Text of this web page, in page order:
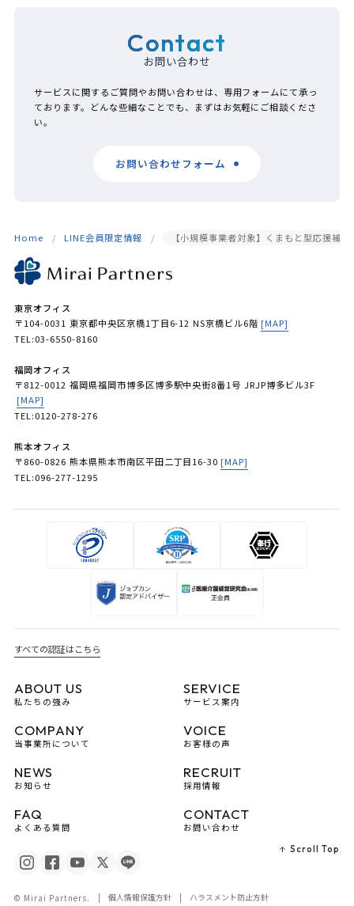
Contact
お問い合わせ
サービスに関するご質問やお問い合わせは、専用フォームにて承っ
ております。どんな些細なことでも、まずはお気軽にご相談くださ
い。
お問い合わせフォーム
Home LINE会員限定情報 【小規模事業者対象】くまもと型応援補
Scroll Top
東京オフィス
〒104-0031 東京都中央区京橋1丁目6-12 NS京橋ビル6階 [MAP]
TEL:03-6550-8160
福岡オフィス
〒812-0012 福岡県福岡市博多区博多駅中央街8番1号 JRJP博多ビル3F
[MAP]
TEL:0120-278-276
熊本オフィス
〒860-0826 熊本県熊本市南区平田二丁目16-30 [MAP]
TEL:096-277-1295
すべての認証はこちら
ABOUT US
私たちの強み
SERVICE
サービス案内
COMPANY
当事業所について
VOICE
お客様の声
NEWS
お知らせ
RECRUIT
採用情報
FAQ
よくある質問
CONTACT
お問い合わせ
© Mirai Partners. 個人情報保護方針 ハラスメント防止方針